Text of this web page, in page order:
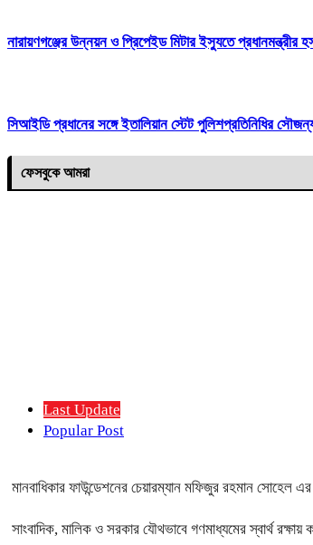
নারায়ণগঞ্জের উন্নয়ন ও প্রিপেইড মিটার ইস্যুতে প্রধানমন্ত্রীর
সিআইডি প্রধানের সঙ্গে ইতালিয়ান স্টেট পুলিশপ্রতিনিধির সৌজন্য
ফেসবুকে আমরা
Last Update
Popular Post
মানবাধিকার ফাউন্ডেশনের চেয়ারম্যান মফিজুর রহমান সোহেল
সাংবাদিক, মালিক ও সরকার যৌথভাবে গণমাধ্যমের স্বার্থ